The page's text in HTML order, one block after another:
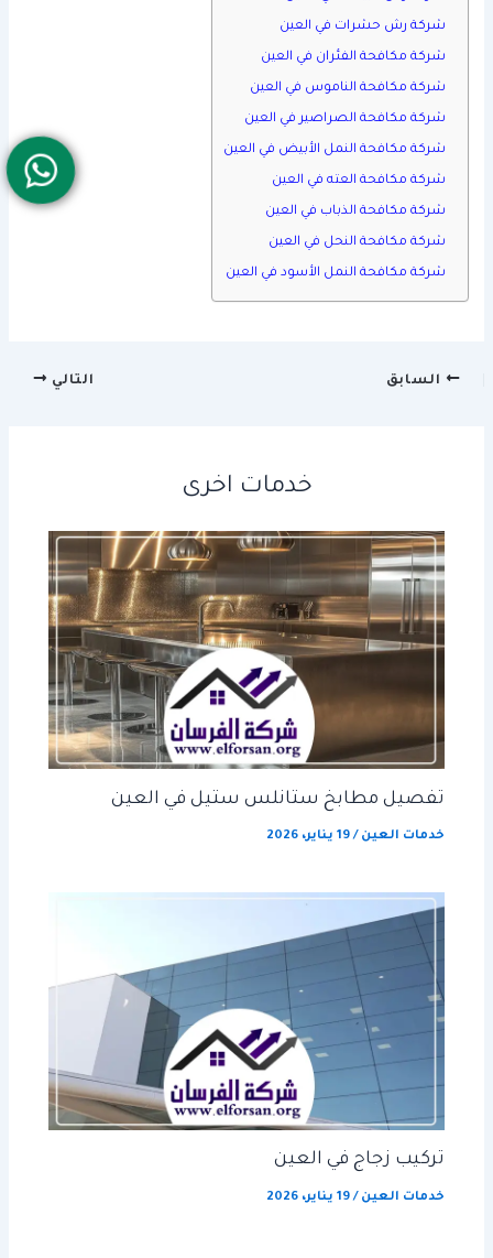
شركة رش حشرات في العين
شركة مكافحة الفئران في العين
شركة مكافحة الناموس في العين
شركة مكافحة الصراصير في العين
شركة مكافحة النمل الأبيض في العين
شركة مكافحة العته في العين
شركة مكافحة الذباب في العين
شركة مكافحة النحل في العين
شركة مكافحة النمل الأسود في العين
السابق التالي
خدمات اخرى
تفصيل مطابخ ستانلس ستيل في العين
خدمات العين /19 يناير، 2026
تركيب زجاج في العين
خدمات العين /19 يناير، 2026